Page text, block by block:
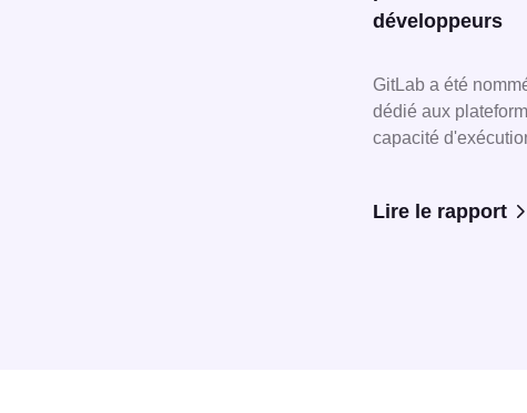
développeurs
GitLab a été
dédié aux
capacité
Lire le rapport